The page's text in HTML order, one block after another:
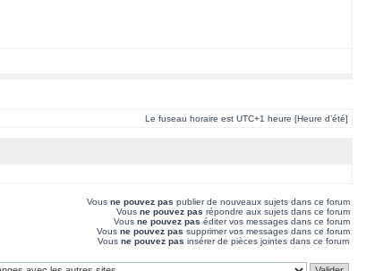
Le fuseau horaire est UTC+1 heure [Heure d’été]
Vous ne pouvez pas publier de nouveaux sujets dans ce forum
Vous ne pouvez pas répondre aux sujets dans ce forum
Vous ne pouvez pas éditer vos messages dans ce forum
Vous ne pouvez pas supprimer vos messages dans ce forum
Vous ne pouvez pas insérer de pièces jointes dans ce forum